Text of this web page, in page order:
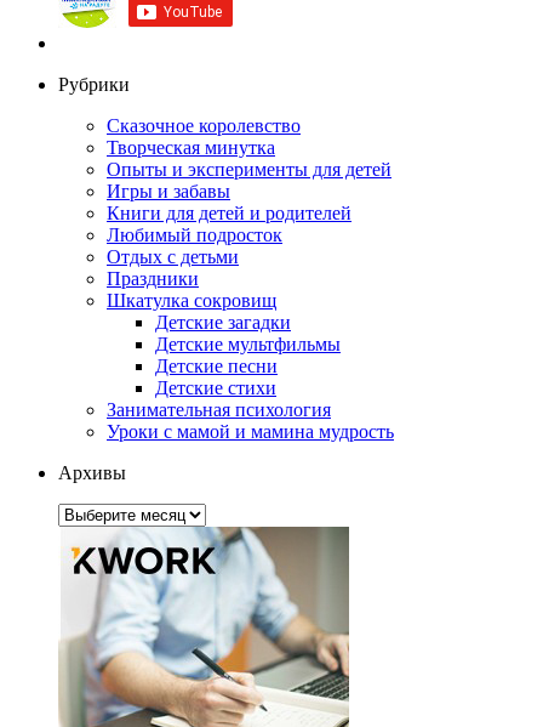
Рубрики
Сказочное королевство
Творческая минутка
Опыты и эксперименты для детей
Игры и забавы
Книги для детей и родителей
Любимый подросток
Отдых с детьми
Праздники
Шкатулка сокровищ
Детские загадки
Детские мультфильмы
Детские песни
Детские стихи
Занимательная психология
Уроки с мамой и мамина мудрость
Архивы
Архивы